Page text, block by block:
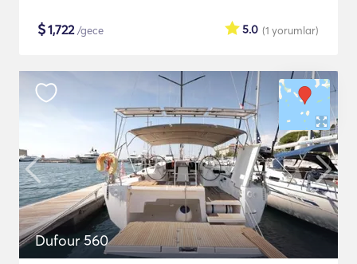
$1,722/gece (1 yorumlar)
5.0
Dufour 560